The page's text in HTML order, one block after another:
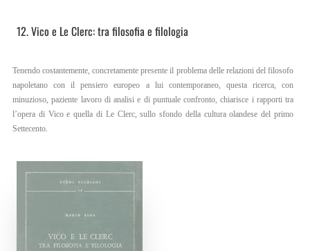
NOTIZIE ED EVENTI
CNR
PAGINA FACEBOOK ISPF
CANALE YOUTUBE ISPF
IT
12. Vico e Le Clerc: tra filosofia e filologia
Tenendo costantemente, concretamente presente il problema delle relazioni del filosofo
napoletano con il pensiero europeo a lui contemporaneo, questa ricerca, con
minuzioso, paziente lavoro di analisi e di puntuale confronto, chiarisce i rapporti tra
l’opera di Vico e quella di Le Clerc, sullo sfondo della cultura olandese del primo
Settecento.